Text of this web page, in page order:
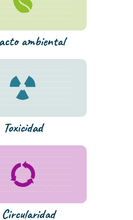
ambiental
Toxicidad